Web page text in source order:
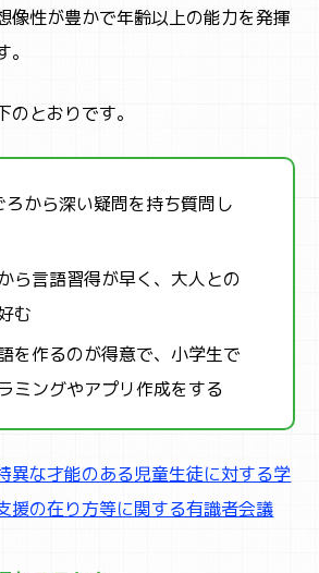
像性が豊かで年齢以上の能力を発揮
とおりです。
から深い疑問を持ち質問し
ら言語習得が早く、大人との
む
を作るのが得意で、小学生で
ミングやアプリ作成をする
異な才能のある児童生徒に対する学
援の在り方等に関する有識者会議